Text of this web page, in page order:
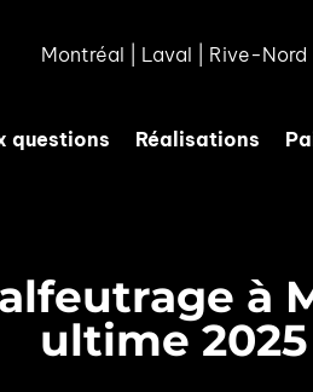
Montréal Laval Rive-Nord
questions Réalisations
à
ultime 2025